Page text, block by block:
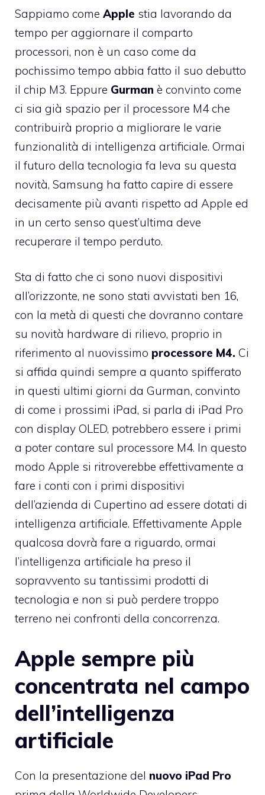
Sappiamo come Apple stia lavorando da
tempo per aggiornare il comparto
processori, non è un caso come da
pochissimo tempo abbia fatto il suo debutto
il chip M3. Eppure Gurman è convinto come
ci sia già spazio per il processore M4 che
contribuirà proprio a migliorare le varie
funzionalità di intelligenza artificiale. Ormai
il futuro della tecnologia fa leva su questa
novità, Samsung ha fatto capire di essere
decisamente più avanti rispetto ad Apple ed
in un certo senso quest’ultima deve
recuperare il tempo perduto.
Sta di fatto che ci sono nuovi dispositivi
all’orizzonte, ne sono stati avvistati ben 16,
con la metà di questi che dovranno contare
su novità hardware di rilievo, proprio in
riferimento al nuovissimo processore M4. Ci
si affida quindi sempre a quanto spifferato
in questi ultimi giorni da Gurman, convinto
di come i prossimi iPad, si parla di iPad Pro
con display OLED, potrebbero essere i primi
a poter contare sul processore M4. In questo
modo Apple si ritroverebbe effettivamente a
fare i conti con i primi dispositivi
dell’azienda di Cupertino ad essere dotati di
intelligenza artificiale. Effettivamente Apple
qualcosa dovrà fare a riguardo, ormai
l’intelligenza artificiale ha preso il
sopravvento su tantissimi prodotti di
tecnologia e non si può perdere troppo
terreno nei confronti della concorrenza.
Apple sempre più
concentrata nel campo
dell’intelligenza
artificiale
Con la presentazione del nuovo iPad Pro